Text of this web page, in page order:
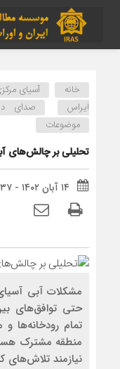
خانه آسیای
ایراس
صدای
موضوعات
تحلیلی بر چالش‌های
۱۴ آبان ۱۴۰۲ - ۱۴:۳۷
مشکلات آبی
حتی توافق‌های
تمام رودخانه‌ها
منطقه مشترک
نیازمند